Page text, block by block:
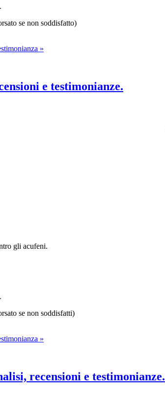
se non soddisfatto)
»
e testimonianze.
gli acufeni.
se non soddisfatti)
»
recensioni e testimonianze.